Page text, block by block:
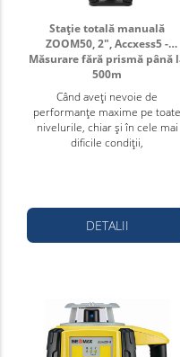
Stație totală manuală
ZOOM50, 2", Accxess5 -
Măsurare fără prismă până
500m
Când aveți nevoie de
performanțe maxime pe toate
nivelurile, chiar și în cele mai
dificile condiții,
DETALII